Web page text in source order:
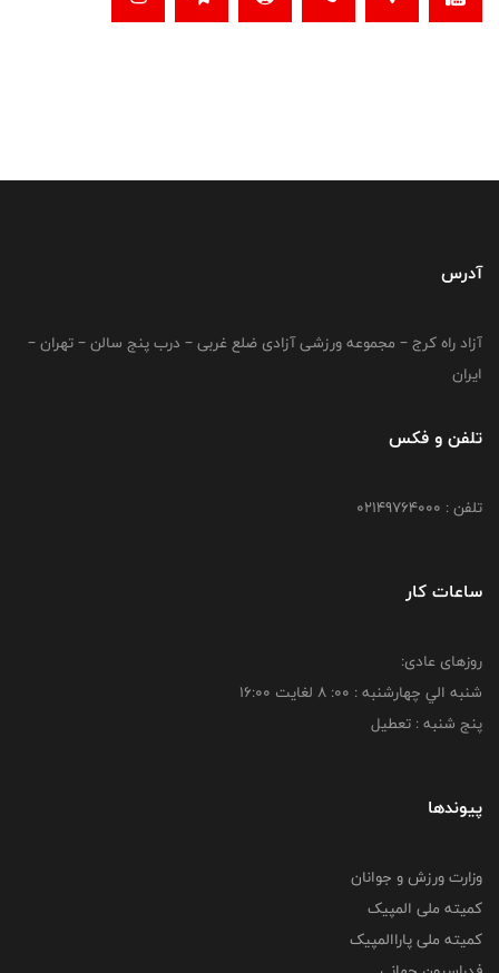
آدرس
آزاد راه کرج – مجموعه ورزشی آزادی ضلع غربی – درب پنج سالن – تهران –
ایران
تلفن و فکس
تلفن : 02149764000
ساعات کار
روزهای عادی:
شنبه الي چهارشنبه : 00: 8 لغايت 16:00
پنج شنبه : تعطیل
پیوندها
وزارت ورزش و جوانان
کمیته ملی المپیک
کمیته ملی پاراالمپیک